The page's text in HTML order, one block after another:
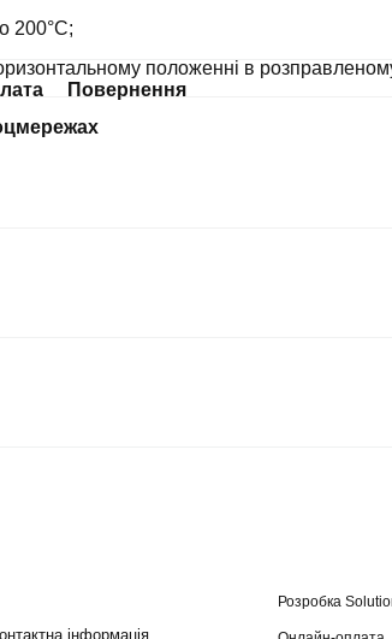
200°С;
положенні в
Повернення
інформація
Розробка